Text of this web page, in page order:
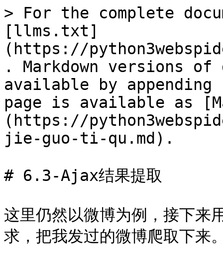
> For the complete
[llms.txt]
(https://
. Markdown versions of
available by
page is available as
(https://
jie-guo-ti-qu.md).
# 6.3-Ajax结果提取
这里仍然以微博为例，接下
求，把我发过的微博爬取下来